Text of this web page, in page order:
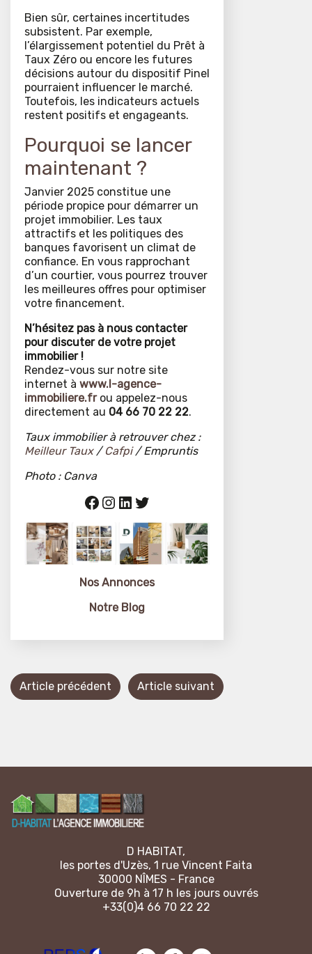
Bien sûr, certaines incertitudes
subsistent. Par exemple,
l’élargissement potentiel du Prêt à
Taux Zéro ou encore les futures
décisions autour du dispositif Pinel
pourraient influencer le marché.
Toutefois, les indicateurs actuels
restent positifs et engageants.
Pourquoi se lancer
maintenant ?
Janvier 2025 constitue une
période propice pour démarrer un
projet immobilier. Les taux
attractifs et les politiques des
banques favorisent un climat de
confiance. En vous rapprochant
d’un courtier, vous pourrez trouver
les meilleures offres pour optimiser
votre financement.
N’hésitez pas à nous contacter
pour discuter de votre projet
immobilier !
Rendez-vous sur notre site
internet à www.l-agence-
immobiliere.frou appelez-nous
directement au 04 66 70 22 22.
Taux immobilier à retrouver chez :
Meilleur Taux/Cafpi/ Empruntis
Photo : Canva
Facebook
Instagram
LinkedIn
Twitter
Nos Annonces
Notre Blog
Article précédent Article suivant
D HABITAT,
les portes d'Uzès, 1 rue Vincent Faita
30000 NÎMES - France
Ouverture de 9h à 17 h les jours ouvrés
+33(0)4 66 70 22 22